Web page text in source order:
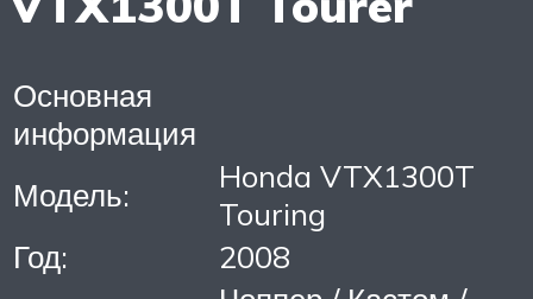
Основная
информация
Модель:
Honda VTX1300T
Touring
Год:
2008